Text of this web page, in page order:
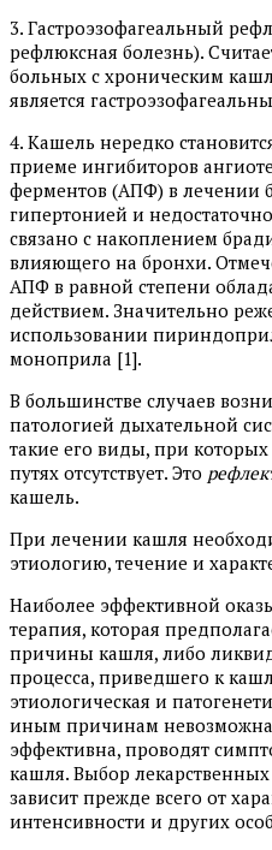
3. Гастроэзофагеальный
рефлюксная болезнь).
больных с хроническим
является
4. Кашель нередко
приеме ингибиторов
ферментов (АПФ) в лечении
гипертонией и
связано с накоплением
влияющего на бронхи.
АПФ в равной степени
действием. Значительно
использовании
моноприла [1].
В большинстве случаев
патологией дыхательной
такие его виды, при
путях отсутствует. Это
кашель.
При лечении кашля
этиологию, течение и
Наиболее эффективной
терапия, которая
причины кашля, либо
процесса, приведшего к
этиологическая и
иным причинам невозможна
эффективна, проводят
кашля. Выбор
зависит прежде всего от
интенсивности и других